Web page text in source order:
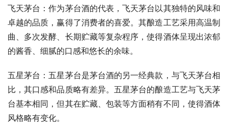
飞天茅台：作为茅台酒的代表，飞天茅台以其独特的风味和
卓越的品质，赢得了消费者的喜爱。其酿造工艺采用高温制
曲、多次发酵、长期贮藏等复杂程序，使得酒体呈现出浓郁
的酱香、细腻的口感和悠长的余味。
五星茅台：五星茅台是茅台酒的另一经典款，与飞天茅台相
比，其口感和品质略有差异。五星茅台的酿造工艺与飞天茅
台基本相同，但其在贮藏、包装等方面稍有不同，使得酒体
风格略有变化。